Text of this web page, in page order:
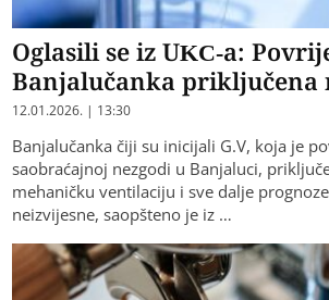
Oglasili se iz UKC-a:
Banjalučanka priključena
12.01.2026. | 13:30
Banjalučanka čiji su inicijali G.V, koja je
saobraćajnoj nezgodi u Banjaluci,
mehaničku ventilaciju i sve dalje
neizvijesne, saopšteno je iz …